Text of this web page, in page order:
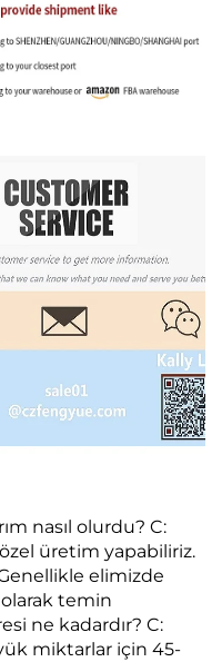
nasıl olurdu? C:
üretim yapabiliriz.
Genellikle elimizde
temin
ne kadardır? C:
miktarlar için 45-